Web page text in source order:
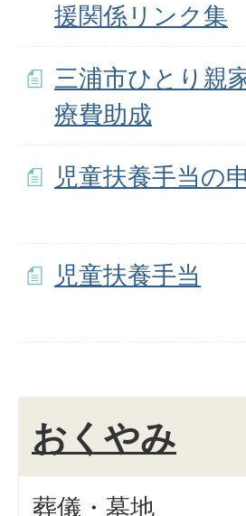
援関係リンク集
三浦市ひとり親
療費助成
児童扶養手当の
児童扶養手当
おくやみ
葬儀・墓地